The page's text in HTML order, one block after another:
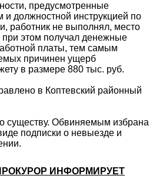
предусмотренные
и должностной инструкцией по
работник не выполнял, место
этом получал денежные
платы, тем самым
причинен ущерб
в размере 880 тыс. руб.
в Коптевский районный
существу. Обвиняемым избрана
подписки о невыезде и
ИНФОРМИРУЕТ